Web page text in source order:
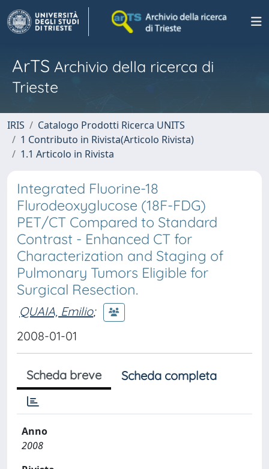
ArTS Archivio della ricerca di
Trieste
IRIS
Catalogo Prodotti Ricerca UNITS
1 Contributo in Rivista(Articolo Rivista)
1.1 Articolo in Rivista
Integrated Fluorine-18
Flurodeoxyglucose (18F-FDG)
PET/CT Compared to Standard
Contrast - Enhanced CT for
Characterization and Staging of
Pulmonary Tumors Eligible for
Surgical Resection.
QUAIA, Emilio;
2008-01-01
Scheda breve Scheda completa
Anno
2008